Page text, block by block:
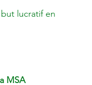
lucratif en
MSA